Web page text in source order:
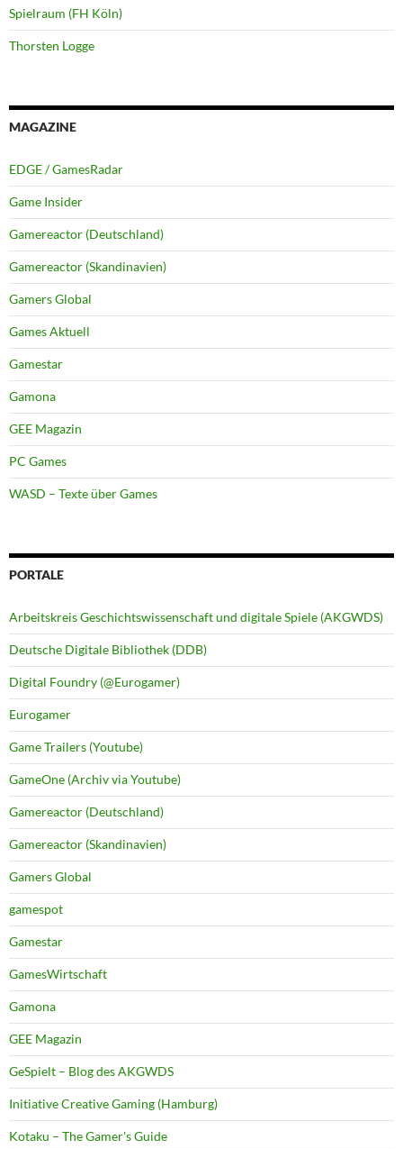
Spielraum (FH Köln)
Thorsten Logge
MAGAZINE
EDGE / GamesRadar
Game Insider
Gamereactor (Deutschland)
Gamereactor (Skandinavien)
Gamers Global
Games Aktuell
Gamestar
Gamona
GEE Magazin
PC Games
WASD – Texte über Games
PORTALE
Arbeitskreis Geschichtswissenschaft und digitale Spiele (AKGWDS)
Deutsche Digitale Bibliothek (DDB)
Digital Foundry (@Eurogamer)
Eurogamer
Game Trailers (Youtube)
GameOne (Archiv via Youtube)
Gamereactor (Deutschland)
Gamereactor (Skandinavien)
Gamers Global
gamespot
Gamestar
GamesWirtschaft
Gamona
GEE Magazin
GeSpielt – Blog des AKGWDS
Initiative Creative Gaming (Hamburg)
Kotaku – The Gamer's Guide